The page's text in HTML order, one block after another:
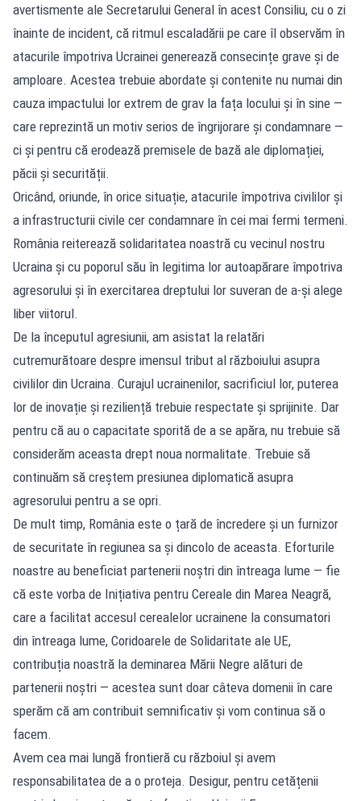
avertismente ale Secretarului General în acest Consiliu, cu o zi
înainte de incident, că ritmul escaladării pe care îl observăm în
atacurile împotriva Ucrainei generează consecințe grave și de
amploare. Acestea trebuie abordate și contenite nu numai din
cauza impactului lor extrem de grav la fața locului și în sine —
care reprezintă un motiv serios de îngrijorare și condamnare —
ci și pentru că erodează premisele de bază ale diplomației,
păcii și securității.
Oricând, oriunde, în orice situație, atacurile împotriva civililor și
a infrastructurii civile cer condamnare în cei mai fermi termeni.
România reiterează solidaritatea noastră cu vecinul nostru
Ucraina și cu poporul său în legitima lor autoapărare împotriva
agresorului și în exercitarea dreptului lor suveran de a-și alege
liber viitorul.
De la începutul agresiunii, am asistat la relatări
cutremurătoare despre imensul tribut al războiului asupra
civililor din Ucraina. Curajul ucrainenilor, sacrificiul lor, puterea
lor de inovație și reziliență trebuie respectate și sprijinite. Dar
pentru că au o capacitate sporită de a se apăra, nu trebuie să
considerăm aceasta drept noua normalitate. Trebuie să
continuăm să creștem presiunea diplomatică asupra
agresorului pentru a se opri.
De mult timp, România este o țară de încredere și un furnizor
de securitate în regiunea sa și dincolo de aceasta. Eforturile
noastre au beneficiat partenerii noștri din întreaga lume — fie
că este vorba de Inițiativa pentru Cereale din Marea Neagră,
care a facilitat accesul cerealelor ucrainene la consumatori
din întreaga lume, Coridoarele de Solidaritate ale UE,
contribuția noastră la deminarea Mării Negre alături de
partenerii noștri — acestea sunt doar câteva domenii în care
sperăm că am contribuit semnificativ și vom continua să o
facem.
Avem cea mai lungă frontieră cu războiul și avem
responsabilitatea de a o proteja. Desigur, pentru cetățenii